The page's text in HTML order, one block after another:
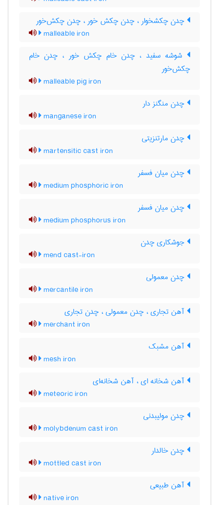
چدن چکشخوار ، چدن چکش خور ، چدن چکش‌خور
malleable iron
شوشه سفید ، چدن خام چکش خور ، چدن خام
چکش‌خور
malleable pig iron
چدن منگنز دار
manganese iron
چدن مارتنزیتی
martensitic cast iron
چدن میان فسفر
medium phosphoric iron
چدن میان فسفر
medium phosphorus iron
جوشکاری چدن
mend cast-iron
چدن معمولی
mercantile iron
آهن تجاری ، چدن معمولی ، چدن تجاری
merchant iron
آهن مشبک
mesh iron
آهن شخانه ای ، آهن شخانه‌ای
meteoric iron
چدن مولیبدنی
molybdenum cast iron
چدن خالدار
mottled cast iron
آهن طبیعی
native iron